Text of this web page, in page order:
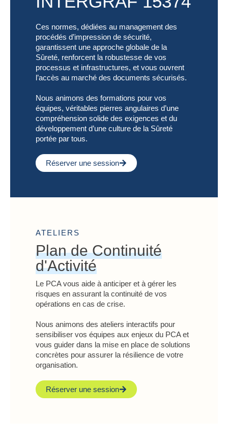
Ces normes, dédiées au management des
procédés d’impression de sécurité,
garantissent une approche globale de la
Sûreté, renforcent la robustesse de vos
processus et infrastructures, et vous ouvrent
l’accès au marché des documents sécurisés.
Nous animons des formations pour vos
équipes, véritables pierres angulaires d’une
compréhension solide des exigences et du
développement d’une culture de la Sûreté
portée par tous.
Réserver une session
ATELIERS
Plan de Continuité
d'Activité
Le PCA vous aide à anticiper et à gérer les
risques en assurant la continuité de vos
opérations en cas de crise.
Nous animons des ateliers interactifs pour
sensibiliser vos équipes aux enjeux du PCA et
vous guider dans la mise en place de solutions
concrètes pour assurer la résilience de votre
organisation.
Réserver une session